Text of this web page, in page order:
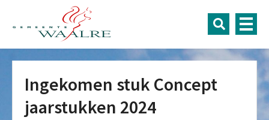
Ingekomen stuk Concept
jaarstukken 2024